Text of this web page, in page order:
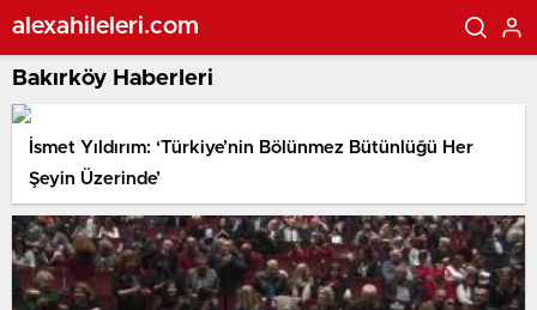
alexahileleri.com
Bakırköy Haberleri
İsmet Yıldırım: ‘Türkiye’nin Bölünmez Bütünlüğü Her
Şeyin Üzerinde’